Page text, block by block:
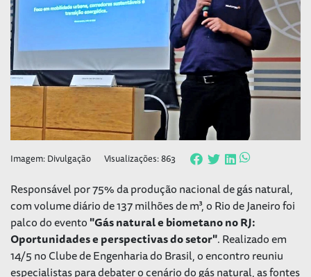
Imagem: Divulgação Visualizações: 863
Responsável por 75% da produção nacional de gás natural,
com volume diário de 137 milhões de m³, o Rio de Janeiro foi
palco do evento"Gás natural e biometano no RJ:
Oportunidades e perspectivas do setor". Realizado em
14/5 no Clube de Engenharia do Brasil, o encontro reuniu
especialistas para debater o cenário do gás natural, as fontes